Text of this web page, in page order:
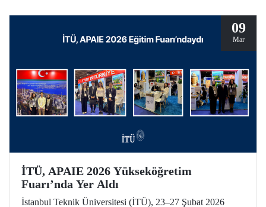
09
Mar
İTÜ, APAIE 2026 Yükseköğretim
Fuarı’nda Yer Aldı
İstanbul Teknik Üniversitesi (İTÜ), 23–27 Şubat 2026